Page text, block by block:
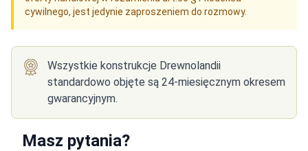
cywilnego, jest jedynie zaproszeniem do rozmowy.
Wszystkie konstrukcje Drewnolandii
standardowo objęte są 24-miesięcznym okresem
gwarancyjnym.
Masz pytania?